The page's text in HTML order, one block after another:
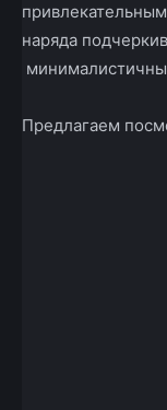
наряда
Предлагаем